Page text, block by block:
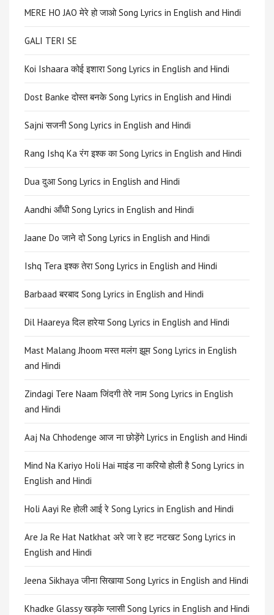
MERE HO JAO मेरे हो जाओ Song Lyrics in English and Hindi
GALI TERI SE
Koi Ishaara कोई इशारा Song Lyrics in English and Hindi
Dost Banke दोस्त बनके Song Lyrics in English and Hindi
Sajni सजनी Song Lyrics in English and Hindi
Rang Ishq Ka रंग इश्क का Song Lyrics in English and Hindi
Dua दुआ Song Lyrics in English and Hindi
Aandhi आँधी Song Lyrics in English and Hindi
Jaane Do जाने दो Song Lyrics in English and Hindi
Ishq Tera इश्क तेरा Song Lyrics in English and Hindi
Barbaad बरबाद Song Lyrics in English and Hindi
Dil Haareya दिल हारेया Song Lyrics in English and Hindi
Mast Malang Jhoom मस्त मलंग झूम Song Lyrics in English
and Hindi
Zindagi Tere Naam जिंदगी तेरे नाम Song Lyrics in English
and Hindi
Aaj Na Chhodenge आज ना छोड़ेंगे Lyrics in English and Hindi
Mind Na Kariyo Holi Hai माइंड ना करियो होली है Song Lyrics in
English and Hindi
Holi Aayi Re होली आई रे Song Lyrics in English and Hindi
Are Ja Re Hat Natkhat अरे जा रे हट नटखट Song Lyrics in
English and Hindi
Jeena Sikhaya जीना सिखाया Song Lyrics in English and Hindi
Khadke Glassy खड़के ग्लासी Song Lyrics in English and Hindi